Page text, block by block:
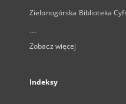
Zielonogórska Biblioteka
...
Zobacz więcej
Indeksy